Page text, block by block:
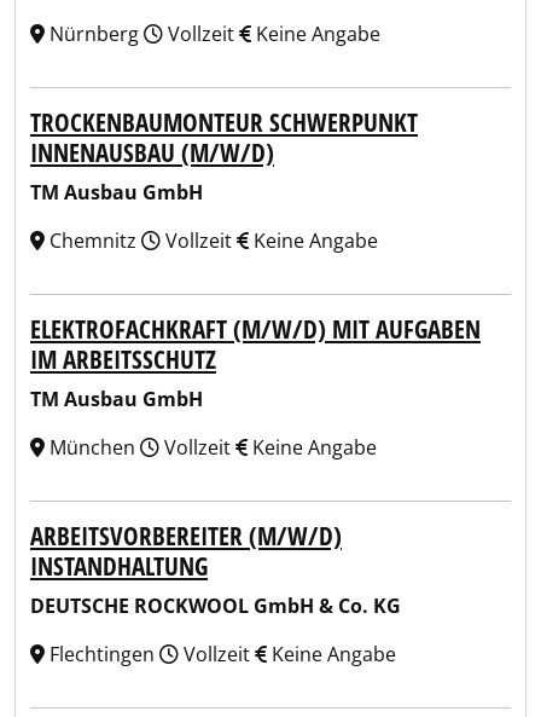
Nürnberg
Vollzeit Keine Angabe
TROCKENBAUMONTEUR SCHWERPUNKT
INNENAUSBAU (M/W/D)
TM Ausbau GmbH
Chemnitz
Vollzeit Keine Angabe
ELEKTROFACHKRAFT (M/W/D) MIT AUFGABEN
IM ARBEITSSCHUTZ
TM Ausbau GmbH
München
Vollzeit Keine Angabe
ARBEITSVORBEREITER (M/W/D)
INSTANDHALTUNG
DEUTSCHE ROCKWOOL GmbH & Co. KG
Flechtingen
Vollzeit Keine Angabe